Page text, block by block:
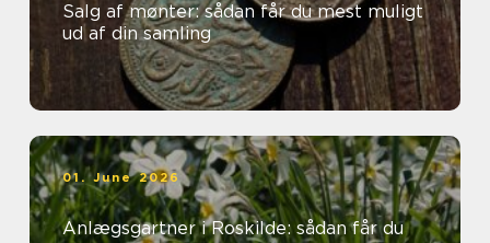
Salg af mønter: sådan får du mest muligt
ud af din samling
01. June 2026
Anlægsgartner i Roskilde: sådan får du